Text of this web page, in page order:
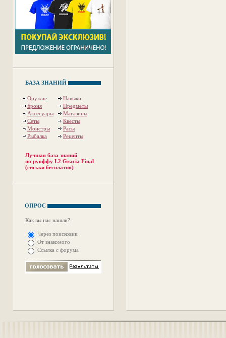
БАЗА ЗНАНИЙ
Оружие
Навыки
Броня
Предметы
Аксесуары
Магазины
Сеты
Квесты
Монстры
Расы
Рыбалка
Рецепты
Лучшая база знаний
по руоффу L2 Gracia Final
(сиськи бесплатно)
ОПРОС
Как вы нас нашли?
Через поисковик
От знакомого
Ссылка с форума